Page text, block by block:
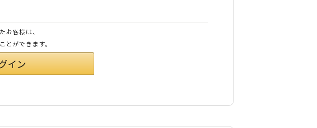
お客様は、
ができます。